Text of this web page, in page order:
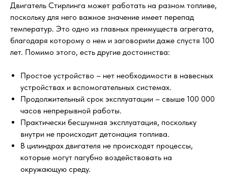
Двигатель Стирлинга может работать на разном топливе,
поскольку для него важное значение имеет перепад
температур. Это одно из главных преимуществ агрегата,
благодаря которому о нем и заговорили даже спустя 100
лет. Помимо этого, есть другие достоинства:
Простое устройство – нет необходимости в навесных
устройствах и вспомогательных системах.
Продолжительный срок эксплуатации – свыше 100 000
часов непрерывной работы.
Практически бесшумная эксплуатация, поскольку
внутри не происходит детонация топлива.
В цилиндрах двигателя не происходят процессы,
которые могут пагубно воздействовать на
окружающую среду.